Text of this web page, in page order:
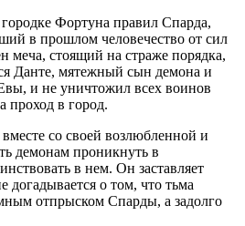
Фортуна правил Спарда,
в прошлом человечество от сил
меча, стоящий на страже порядка,
Данте, мятежный сын демона и
и не уничтожил всех воинов
проход в город.
со своей возлюбленной и
демонам проникнуть в
в нем. Он заставляет
догадывается о том, что тьма
отпрыском Спарды, а задолго